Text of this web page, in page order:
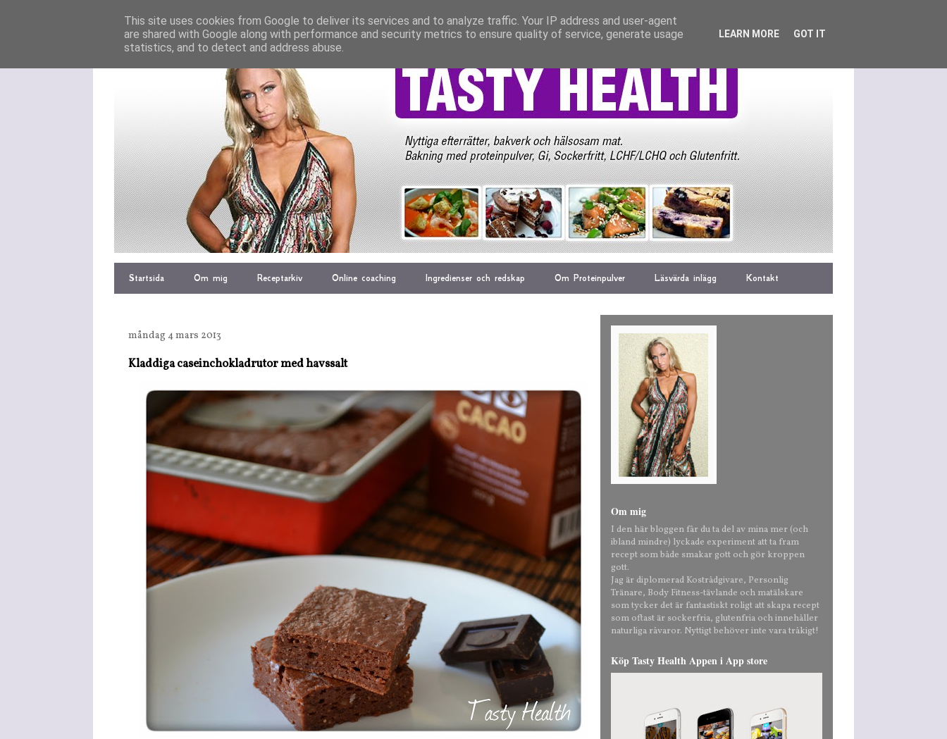
Startsida Om mig Receptarkiv Online coaching Ingredienser och redskap Om Proteinpulver Läsvärda inlägg Kontakt
måndag 4 mars 2013
Kladdiga caseinchokladrutor med havssalt
Om mig
I den här bloggen får du ta del av mina mer (och
ibland mindre) lyckade experiment att ta fram
recept som både smakar gott och gör kroppen
gott.
Jag är diplomerad Kostrådgivare, Personlig
Tränare, Body Fitness-tävlande och matälskare
som tycker det är fantastiskt roligt att skapa recept
som oftast är sockerfria, glutenfria och innehåller
naturliga råvaror. Nyttigt behöver inte vara tråkigt!
Köp Tasty Health Appen i App store
This site uses cookies from Google to deliver its services and to analyze traffic. Your IP address and user-agent
are shared with Google along with performance and security metrics to ensure quality of service, generate usage
statistics, and to detect and address abuse.
LEARN MORE GOT IT